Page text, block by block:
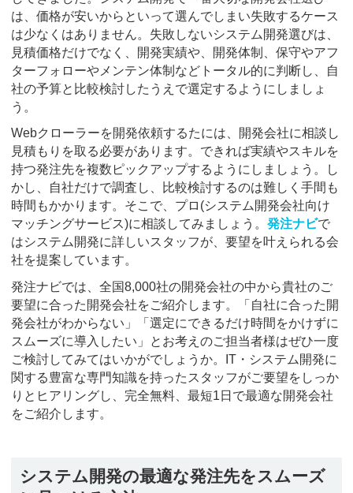
は、価格が安いからといって選んでしまい失敗するケース
は少なくはありません。失敗しないシステム開発選びは、
見積価格だけでなく、開発実績や、開発体制、保守やアフ
ターフォローやメンテン体制などトータル的に判断し、自
社の予算と比較検討したうえで選定するようにしましょ
う。
Webクローラーを開発依頼するたには、開発会社に相談し
見積もりを取る必要があります。できれば実績やスキルを
持つ発注先を複数ピックアップするようにしましょう。し
かし、自社だけで調査し、比較検討するのは難しく手間も
時間もかかります。そこで、プロ(システム開発会社向け
マッチングサービス)に相談してみましょう。 発注ナビで
はシステム開発に詳しいスタッフが、要望を叶えられる会
社を提案しています。
発注ナビでは、全国8,000社の開発会社の中から貴社のご
要望に合った開発会社をご紹介します。「自社に合った開
発会社がわからない」「選定にできるだけ時間をかけずに
スムーズに導入したい」とお考えのご担当者様はぜひ一度
ご検討してみてはいかがでしょうか。IT・システム開発に
関する豊富な専門知識を持ったスタッフがご要望をしっか
りとヒアリングし、完全無料、最短1日で最適な開発会社
をご紹介します。
システム開発の最適な発注先をスムーズ